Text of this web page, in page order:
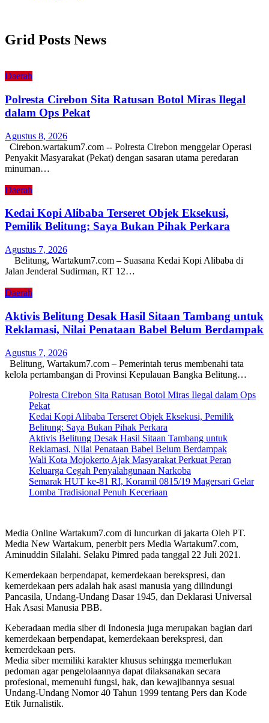
Grid Posts News
Daerah
Polresta Cirebon Sita Ratusan Botol Miras Ilegal
dalam Ops Pekat
Agustus 8, 2026
Cirebon.wartakum7.com -- Polresta Cirebon menggelar Operasi
Penyakit Masyarakat (Pekat) dengan sasaran utama peredaran
minuman…
Daerah
Kedai Kopi Alibaba Terseret Objek Eksekusi,
Pemilik Belitung: Saya Bukan Pihak Perkara
Agustus 7, 2026
Belitung, Wartakum7.com – Suasana Kedai Kopi Alibaba di
Jalan Jenderal Sudirman, RT 12…
Daerah
Aktivis Belitung Desak Hasil Sitaan Tambang untuk
Reklamasi, Nilai Penataan Babel Belum Berdampak
Agustus 7, 2026
Belitung, Wartakum7.com – Pemerintah terus membenahi tata
kelola pertambangan di Provinsi Kepulauan Bangka Belitung…
Polresta Cirebon Sita Ratusan Botol Miras Ilegal dalam Ops
Pekat
Kedai Kopi Alibaba Terseret Objek Eksekusi, Pemilik
Belitung: Saya Bukan Pihak Perkara
Aktivis Belitung Desak Hasil Sitaan Tambang untuk
Reklamasi, Nilai Penataan Babel Belum Berdampak
Wali Kota Mojokerto Ajak Masyarakat Perkuat Peran
Keluarga Cegah Penyalahgunaan Narkoba
Semarak HUT ke-81 RI, Koramil 0815/19 Magersari Gelar
Lomba Tradisional Penuh Keceriaan
Media Online Wartakum7.com di luncurkan di jakarta Oleh PT.
Media New Wartakum, penerbit pers Media Wartakum7.com,
Aminuddin Silalahi. Selaku Pimred pada tanggal 22 Juli 2021.
Kemerdekaan berpendapat, kemerdekaan berekspresi, dan
kemerdekaan pers adalah hak asasi manusia yang dilindungi
Pancasila, Undang-Undang Dasar 1945, dan Deklarasi Universal
Hak Asasi Manusia PBB.
Keberadaan media siber di Indonesia juga merupakan bagian dari
kemerdekaan berpendapat, kemerdekaan berekspresi, dan
kemerdekaan pers.
Media siber memiliki karakter khusus sehingga memerlukan
pedoman agar pengelolaannya dapat dilaksanakan secara
profesional, memenuhi fungsi, hak, dan kewajibannya sesuai
Undang-Undang Nomor 40 Tahun 1999 tentang Pers dan Kode
Etik Jurnalistik.